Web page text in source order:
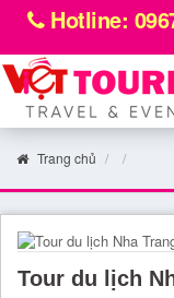
Hotline:
Trang chủ
Tour du lịch